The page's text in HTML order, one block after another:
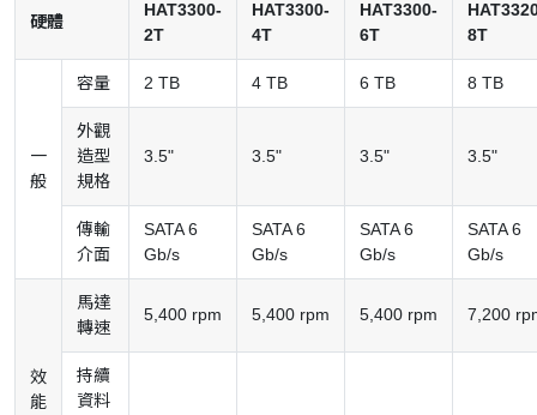
硬體
HAT3300-
2T
HAT3300-
4T
HAT3300-
6T
8T
一
般
容量 2 TB 4 TB 6 TB 8 TB
外觀
造型
規格
3.5" 3.5" 3.5" 3.5"
傳輸
介面
SATA 6
Gb/s
SATA 6
Gb/s
SATA 6
Gb/s
SATA 6
Gb/s
效
能
馬達
轉速
5,400 rpm 5,400 rpm 5,400 rpm 7,200
持續
資料